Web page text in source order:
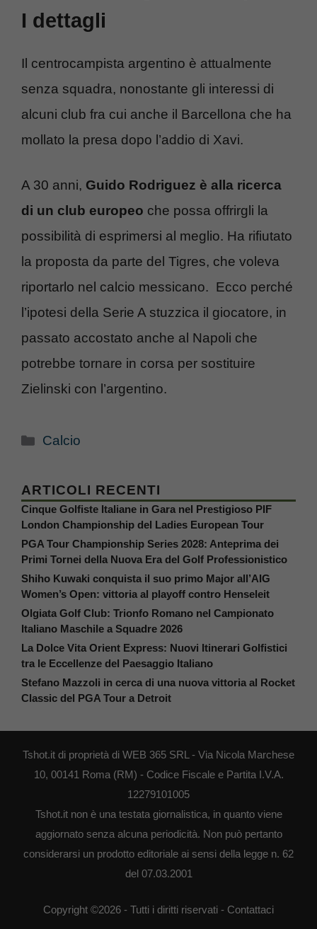
I dettagli
Il centrocampista argentino è attualmente
senza squadra, nonostante gli interessi di
alcuni club fra cui anche il Barcellona che ha
mollato la presa dopo l’addio di Xavi.
A 30 anni, Guido Rodriguez è alla ricerca
di un club europeo che possa offrirgli la
possibilità di esprimersi al meglio. Ha rifiutato
la proposta da parte del Tigres, che voleva
riportarlo nel calcio messicano. Ecco perché
l’ipotesi della Serie A stuzzica il giocatore, in
passato accostato anche al Napoli che
potrebbe tornare in corsa per sostituire
Zielinski con l’argentino.
Categorie
Calcio
ARTICOLI RECENTI
Cinque Golfiste Italiane in Gara nel Prestigioso PIF
London Championship del Ladies European Tour
PGA Tour Championship Series 2028: Anteprima dei
Primi Tornei della Nuova Era del Golf Professionistico
Shiho Kuwaki conquista il suo primo Major all’AIG
Women’s Open: vittoria al playoff contro Henseleit
Olgiata Golf Club: Trionfo Romano nel Campionato
Italiano Maschile a Squadre 2026
La Dolce Vita Orient Express: Nuovi Itinerari Golfistici
tra le Eccellenze del Paesaggio Italiano
Stefano Mazzoli in cerca di una nuova vittoria al Rocket
Classic del PGA Tour a Detroit
Tshot.it di proprietà di WEB 365 SRL - Via Nicola Marchese
10, 00141 Roma (RM) - Codice Fiscale e Partita I.V.A.
12279101005
Tshot.it non è una testata giornalistica, in quanto viene
aggiornato senza alcuna periodicità. Non può pertanto
considerarsi un prodotto editoriale ai sensi della legge n. 62
del 07.03.2001
Copyright ©2026 - Tutti i diritti riservati - Contattaci